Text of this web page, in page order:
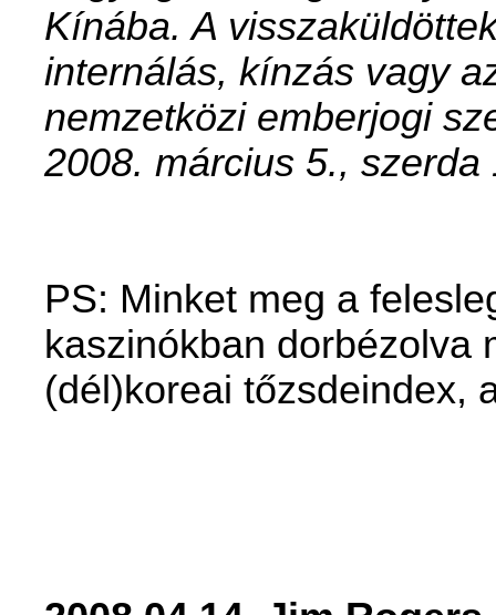
Kínába. A
internálás, kínzás vagy
nemzetközi emberjogi
2008. március 5., szerda
PS: Minket meg a
kaszinókban dorbézolva
(dél)koreai tőzsdeindex,